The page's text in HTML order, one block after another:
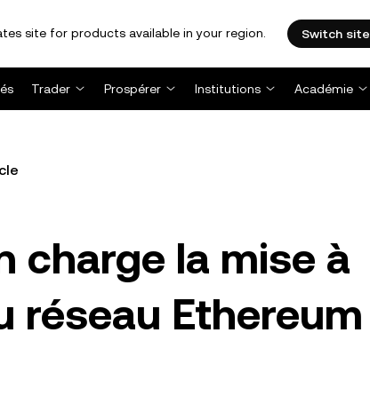
site for products available in your region. Switch site
Trader Prospérer Institutions Académie
charge la mise à
réseau Ethereum